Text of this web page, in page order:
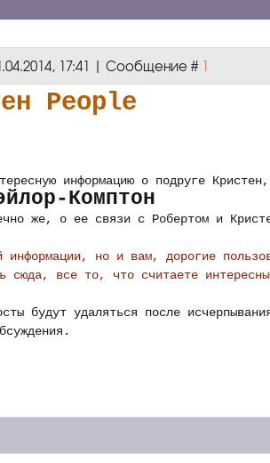
17:41 | Сообщение # 1
People
информацию о подруге Кристен,
Комптон
же, о ее связи с Робертом и
информации, но и вам, дорогие
сюда, все то, что считаете
будут удаляться после